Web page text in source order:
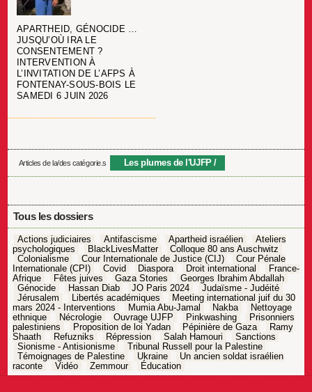
APARTHEID, GÉNOCIDE …
JUSQU’OÙ IRA LE
CONSENTEMENT ?
INTERVENTION À
L’INVITATION DE L’AFPS À
FONTENAY-SOUS-BOIS LE
SAMEDI 6 JUIN 2026
Articles de la/des catégorie.s Les plumes de l'UJFP
Tous les dossiers
Actions judiciaires Antifascisme Apartheid israélien
Ateliers
psychologiques
BlackLivesMatter
Colloque 80 ans Auschwitz
Colonialisme
Cour Internationale de Justice (CIJ)
Cour Pénale
Internationale (CPI)
Covid Diaspora Droit international
France-
Afrique
Fêtes juives Gaza Stories
Georges Ibrahim Abdallah
Génocide
Hassan Diab JO Paris 2024
Judaïsme - Judéité
Jérusalem
Libertés académiques
Meeting international juif du 30
mars 2024 - Interventions
Mumia Abu-Jamal Nakba
Nettoyage
ethnique
Nécrologie Ouvrage UJFP Pinkwashing
Prisonniers
palestiniens
Proposition de loi Yadan Pépinière de Gaza
Ramy
Shaath
Refuzniks Répression Salah Hamouri
Sanctions
Sionisme - Antisionisme
Tribunal Russell pour la Palestine
Témoignages de Palestine
Ukraine
Un ancien soldat israélien
raconte
Vidéo Zemmour Éducation
Navigation